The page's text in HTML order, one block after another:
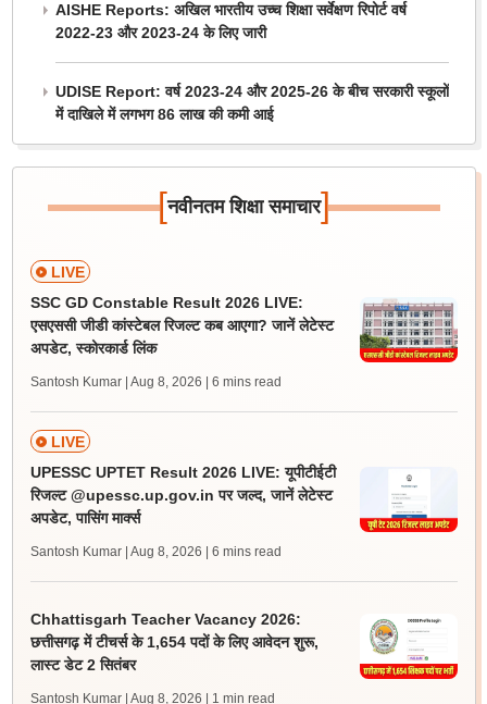
AISHE Reports: अखिल भारतीय उच्च शिक्षा सर्वेक्षण रिपोर्ट वर्ष
2022-23 और 2023-24 के लिए जारी
UDISE Report: वर्ष 2023-24 और 2025-26 के बीच सरकारी स्कूलों
में दाखिले में लगभग 86 लाख की कमी आई
[नवीनतम शिक्षा समाचार]
LIVE
SSC GD Constable Result 2026 LIVE:
एसएससी जीडी कांस्टेबल रिजल्ट कब आएगा? जानें लेटेस्ट
अपडेट, स्कोरकार्ड लिंक
Santosh Kumar | Aug 8, 2026 | 6 mins read
LIVE
UPESSC UPTET Result 2026 LIVE: यूपीटीईटी
रिजल्ट @upessc.up.gov.in पर जल्द, जानें लेटेस्ट
अपडेट, पासिंग मार्क्स
Santosh Kumar | Aug 8, 2026 | 6 mins read
Chhattisgarh Teacher Vacancy 2026:
छत्तीसगढ़ में टीचर्स के 1,654 पदों के लिए आवेदन शुरू,
लास्ट डेट 2 सितंबर
Santosh Kumar | Aug 8, 2026 | 1 min read